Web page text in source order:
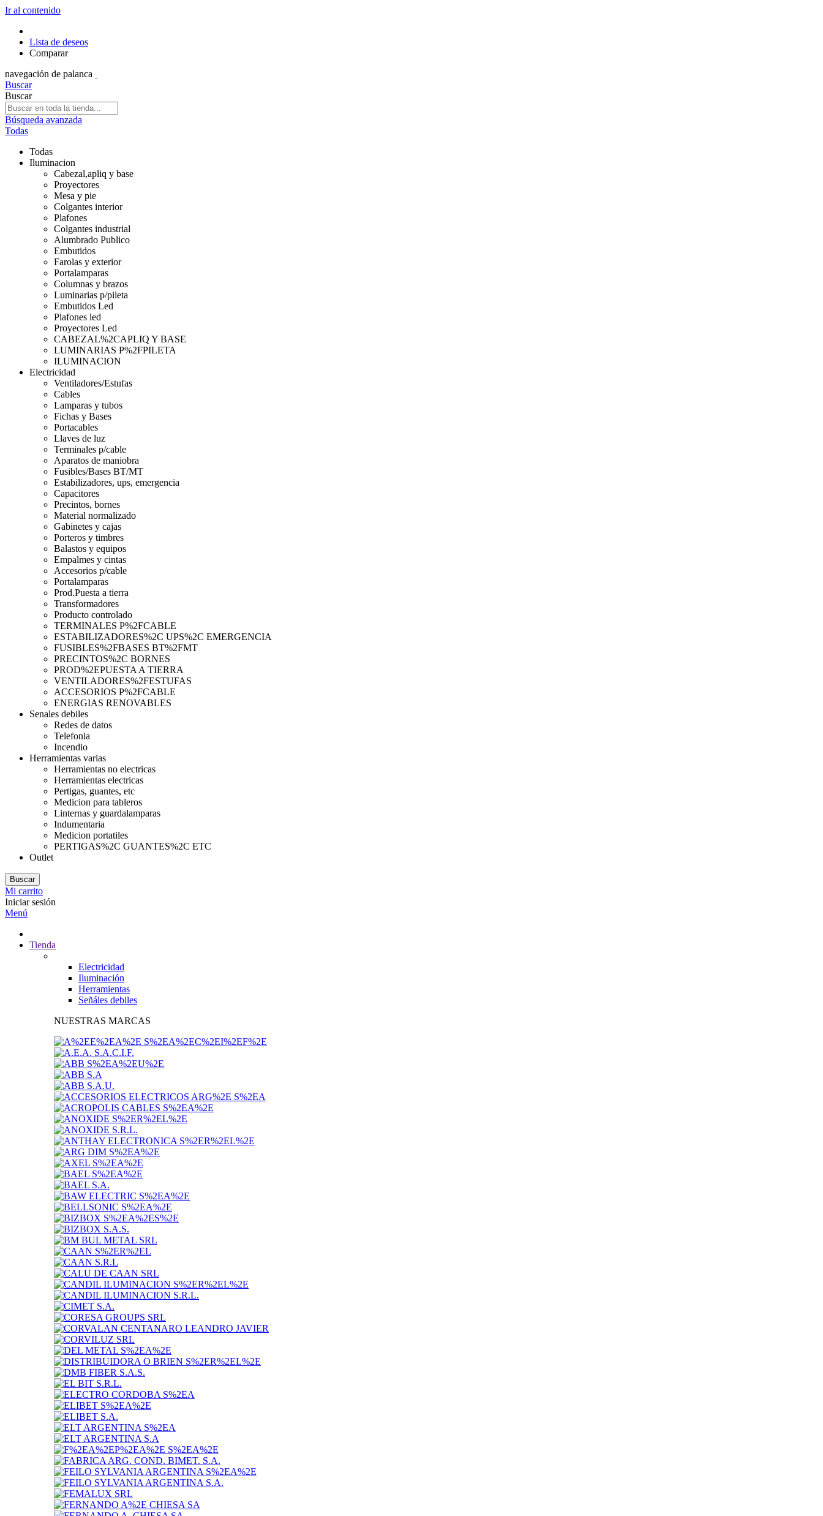
Ir al contenido
Lista de deseos
Comparar
navegación de palanca
Buscar
Buscar
Búsqueda avanzada
Todas
Todas
Iluminacion
Cabezal,apliq y base
Proyectores
Mesa y pie
Colgantes interior
Plafones
Colgantes industrial
Alumbrado Publico
Embutidos
Farolas y exterior
Portalamparas
Columnas y brazos
Luminarias p/pileta
Embutidos Led
Plafones led
Proyectores Led
CABEZAL%2CAPLIQ Y BASE
LUMINARIAS P%2FPILETA
ILUMINACION
Electricidad
Ventiladores/Estufas
Cables
Lamparas y tubos
Fichas y Bases
Portacables
Llaves de luz
Terminales p/cable
Aparatos de maniobra
Fusibles/Bases BT/MT
Estabilizadores, ups, emergencia
Capacitores
Precintos, bornes
Material normalizado
Gabinetes y cajas
Porteros y timbres
Balastos y equipos
Empalmes y cintas
Accesorios p/cable
Portalamparas
Prod.Puesta a tierra
Transformadores
Producto controlado
TERMINALES P%2FCABLE
ESTABILIZADORES%2C UPS%2C EMERGENCIA
FUSIBLES%2FBASES BT%2FMT
PRECINTOS%2C BORNES
PROD%2EPUESTA A TIERRA
VENTILADORES%2FESTUFAS
ACCESORIOS P%2FCABLE
ENERGIAS RENOVABLES
Senales debiles
Redes de datos
Telefonia
Incendio
Herramientas varias
Herramientas no electricas
Herramientas electricas
Pertigas, guantes, etc
Medicion para tableros
Linternas y guardalamparas
Indumentaria
Medicion portatiles
PERTIGAS%2C GUANTES%2C ETC
Outlet
Buscar
Mi carrito
Iniciar sesión
Menú
Tienda
Electricidad
Iluminación
Herramientas
Señáles debiles
NUESTRAS MARCAS